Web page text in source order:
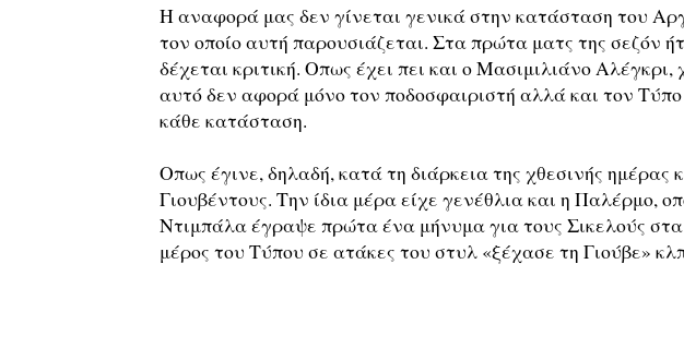
Η αναφορά μας δεν γίνεται γενικά στην κατάσταση του
τον οποίο αυτή παρουσιάζεται. Στα πρώτα ματς της σεζόν
δέχεται κριτική. Οπως έχει πει και ο Μασιμιλιάνο Αλέγκρι,
αυτό δεν αφορά μόνο τον ποδοσφαιριστή αλλά και τον Τύπο
κάθε κατάσταση.
Οπως έγινε, δηλαδή, κατά τη διάρκεια της χθεσινής ημέρας
Γιουβέντους. Την ίδια μέρα είχε γενέθλια και η Παλέρμο,
Ντιμπάλα έγραψε πρώτα ένα μήνυμα για τους Σικελούς στα
μέρος του Τύπου σε ατάκες του στυλ «ξέχασε τη Γιούβε»